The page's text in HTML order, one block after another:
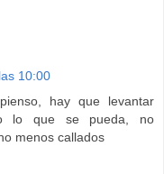
10:00
hay que levantar
lo que se pueda, no
menos callados